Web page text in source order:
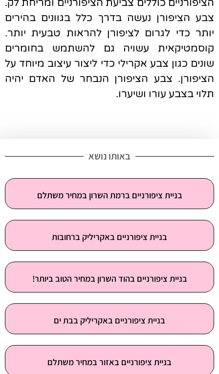
הציפורניים כוללים צביעת הציפורניים ומריחת לק.
צבע הציפורן נעשה בדרך כלל בגוונים בהירים
יותר כדי לגרום לציפורן להראות טבעית יותר.
קוסמטיקאית עשויה גם להשתמש בחומרים
שונים כגון צבע אקרילי כדי ליצור עיצוב מיוחד על
הציפורן. צבע הציפורן הנבחר של האדם יהיה
תלוי בצבע עורו ושיערו.
באותו נושא
בניית ציפורניים ברמת השרון במחיר משתלם
בניית ציפורניים באקריליק ברחובות
בניית ציפורניים בהוד השרון במחיר הטוב ביותר!
בניית ציפורניים באקריליק בבת ים
בניית ציפורניים באזור במחיר משתלם